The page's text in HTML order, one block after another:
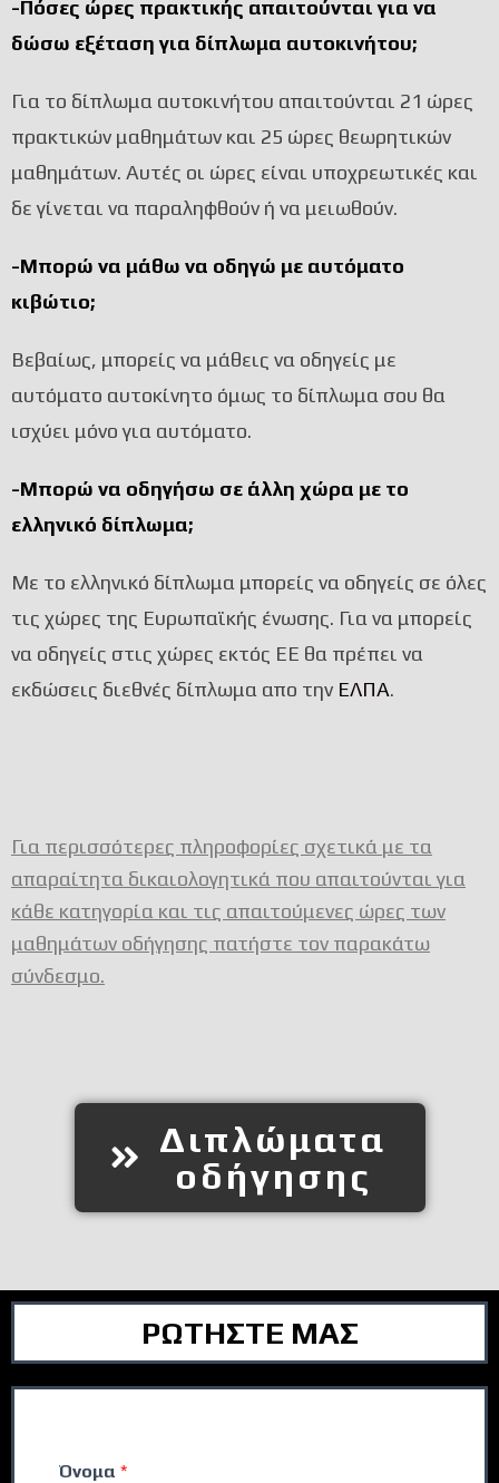
-Πόσες ώρες πρακτικής απαιτούνται για να
δώσω εξέταση για δίπλωμα αυτοκινήτου;
Για το δίπλωμα αυτοκινήτου απαιτούνται 21 ώρες
πρακτικών μαθημάτων και 25 ώρες θεωρητικών
μαθημάτων. Αυτές οι ώρες είναι υποχρεωτικές και
δε γίνεται να παραληφθούν ή να μειωθούν.
-Μπορώ να μάθω να οδηγώ με αυτόματο
κιβώτιο;
Βεβαίως, μπορείς να μάθεις να οδηγείς με
αυτόματο αυτοκίνητο όμως το δίπλωμα σου θα
ισχύει μόνο για αυτόματο.
-Μπορώ να οδηγήσω σε άλλη χώρα με το
ελληνικό δίπλωμα;
Με το ελληνικό δίπλωμα μπορείς να οδηγείς σε όλες
τις χώρες της Ευρωπαϊκής ένωσης. Για να μπορείς
να οδηγείς στις χώρες εκτός ΕΕ θα πρέπει να
εκδώσεις διεθνές δίπλωμα απο την ΕΛΠΑ.
Για περισσότερες πληροφορίες σχετικά με τα
απαραίτητα δικαιολογητικά που απαιτούνται για
κάθε κατηγορία και τις απαιτούμενες ώρες των
μαθημάτων οδήγησης πατήστε τον παρακάτω
σύνδεσμο.
Διπλώματα
οδήγησης
ΡΩΤΗΣΤΕ ΜΑΣ
Όνομα *